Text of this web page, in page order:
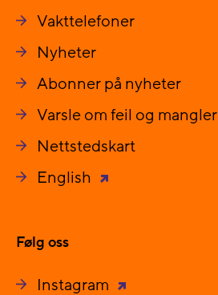
Vakttelefoner
Nyheter
Abonner på nyheter
Varsle om feil og mangler
Nettstedskart
English
Følg oss
Instagram